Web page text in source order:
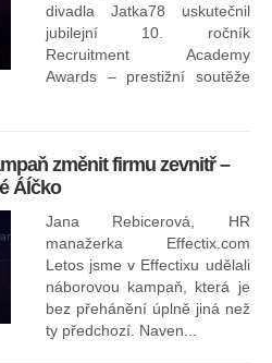
divadla Jatka78 uskutečnil
jubilejní 10. ročník
Recruitment Academy
Awards – prestižní soutěže
změnit firmu zevnitř –
ÁÍčko
Jana Rebicerová, HR
manažerka Effectix.com
Letos jsme v Effectixu udělali
náborovou kampaň, která je
bez přehánění úplně jiná než
ty předchozí. Naven...